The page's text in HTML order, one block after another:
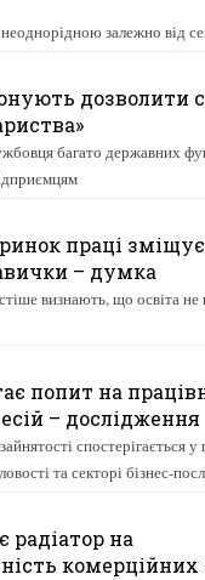
залежно від
дозволити
багато державних
праці зміщує
– думка
визнають, що освіта не
попит на
– дослідження
спостерігається у
та секторі бізнес-
радіатор на
комерційних